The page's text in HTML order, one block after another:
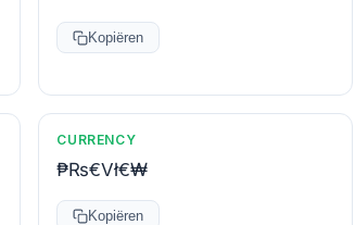
Kopiëren
CURRENCY
₱₨€Vł€₩
Kopiëren